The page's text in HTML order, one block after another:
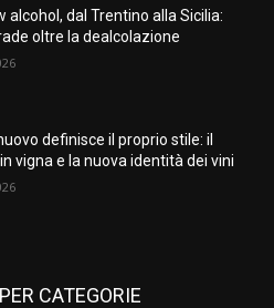
alcohol, dal Trentino alla Sicilia:
oltre la dealcolazione
definisce il proprio stile: il
vigna e la nuova identità dei vini
CATEGORIE